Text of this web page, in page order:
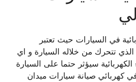
في السيارات حيث تعتبر
تتحرك من خلاله السيارة و اي
سيؤثر حتما على السيارة
في كهربائي صيانة سيارات ميدان